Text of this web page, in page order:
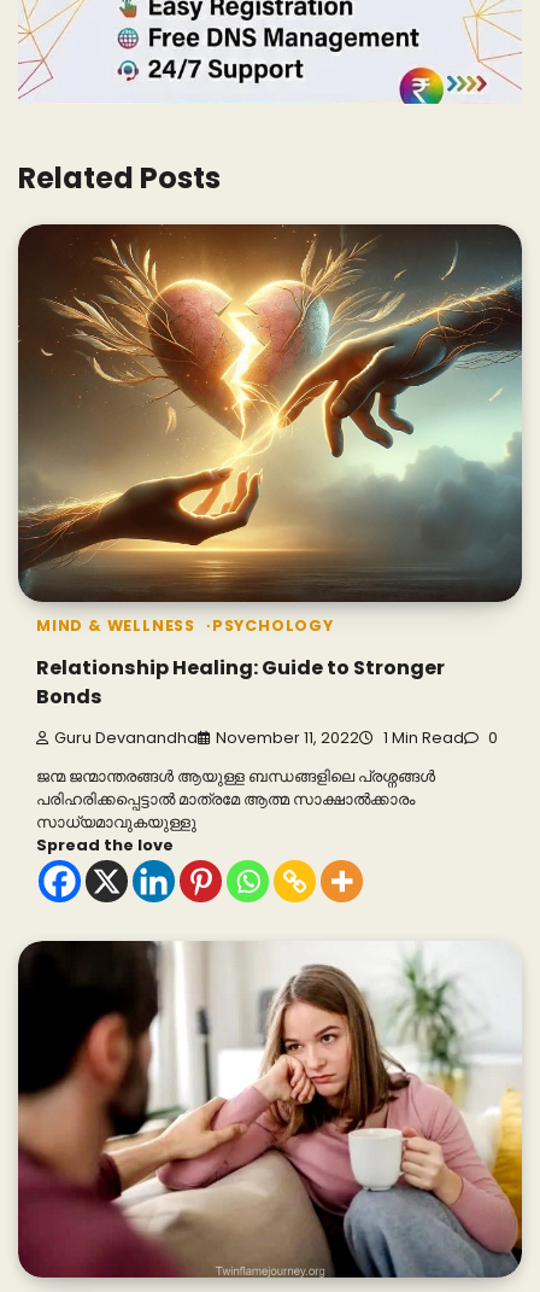
Related Posts
MIND & WELLNESS PSYCHOLOGY
Relationship Healing: Guide to Stronger
Bonds
Guru Devanandha November 11, 2022 1 Min Read 0
ജന്മ ജന്മാന്തരങ്ങൾ ആയുള്ള ബന്ധങ്ങളിലെ പ്രശ്നങ്ങൾ
പരിഹരിക്കപ്പെട്ടാൽ മാത്രമേ ആത്മ സാക്ഷാൽക്കാരം
സാധ്യമാവുകയുള്ളു
Spread the love